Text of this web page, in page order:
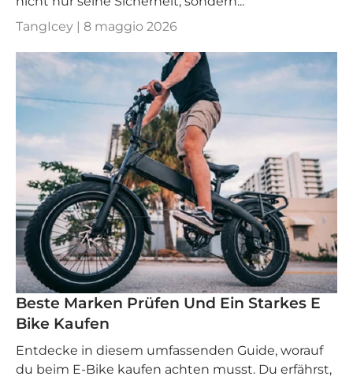
TangIcey | 8 maggio 2026
Beste Marken Prüfen Und Ein Starkes E
Bike Kaufen
Entdecke in diesem umfassenden Guide, worauf
du beim E-Bike kaufen achten musst. Du erfährst,